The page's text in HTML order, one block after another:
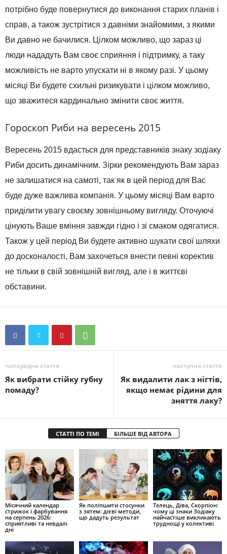
потрібно буде повернутися до виконання старих планів і
справ, а також зустрітися з давніми знайомими, з якими
Ви давно не бачилися. Цілком можливо, що зараз ці
люди нададуть Вам своє сприяння і підтримку, а таку
можливість не варто упускати ні в якому разі. У цьому
місяці Ви будете схильні ризикувати і цілком можливо,
що зважитеся кардинально змінити своє життя.
Гороскоп Риби на вересень 2015
Вересень 2015 вдасться для представників знаку зодіаку
Риби досить динамічним. Зірки рекомендують Вам зараз
не залишатися на самоті, так як в цей період для Вас
буде дуже важлива компанія. У цьому місяці Вам варто
приділити увагу своєму зовнішньому вигляду. Оточуючі
цінують Ваше вміння завжди гідно і зі смаком одягатися.
Також у цей період Ви будете активно шукати свої шляхи
до досконалості, Вам захочеться внести певні коректив
не тільки в свій зовнішній вигляд, але і в життєві
обставини.
попередня стаття
Як вибрати стійку губну
помаду?
наступна стаття
Як видалити лак з нігтів,
якщо немає рідини для
зняття лаку?
СТАТТІ ПО ТЕМІ БІЛЬШЕ ВІД АВТОРА
Місячний календар
стрижок і фарбування
на серпень 2026:
сприятливі та невдалі
дні
Як поліпшити стосунки
з зятем: дієві методи,
що дадуть результат
Телець, Діва, Скорпіон:
чому ці знаки Зодіаку
найчастіше викликають
труднощі у колективі